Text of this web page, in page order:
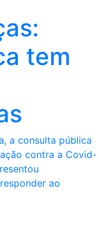
tem
a consulta pública
contra a Covid-
ao